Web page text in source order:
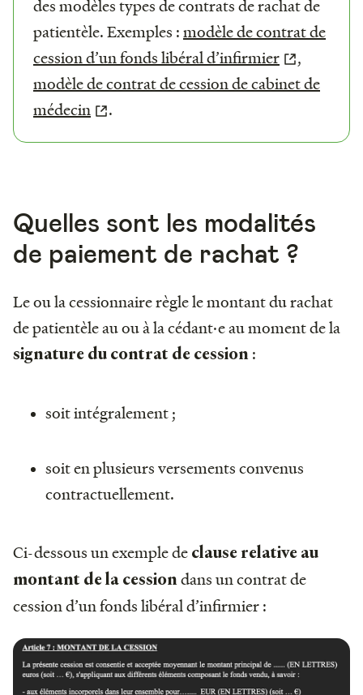
des modèles types de contrats de rachat de
patientèle. Exemples :modèle de contrat de
cession d’un fonds libéral d’infirmier
,
modèle de contrat de cession de cabinet de
médecin
.
Quelles sont les modalités
de paiement de rachat ?
Le ou la cessionnaire règle le montant du rachat
de patientèle au ou à la cédant·e au moment de la
signature du contrat de cession :
soit intégralement ;
soit en plusieurs versements convenus
contractuellement.
Ci-dessous un exemple de clause relative au
montant de la cession dans un contrat de
cession d’un fonds libéral d’infirmier :